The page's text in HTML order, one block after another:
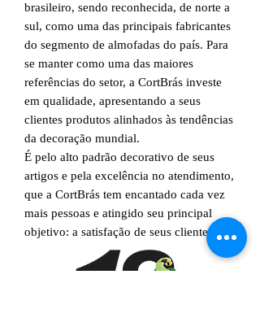
brasileiro, sendo reconhecida, de norte a
sul, como uma das principais fabricantes
do segmento de almofadas do país. Para
se manter como uma das maiores
referências do setor, a CortBrás investe
em qualidade, apresentando a seus
clientes produtos alinhados às tendências
da decoração mundial.
É pelo alto padrão decorativo de seus
artigos e pela excelência no atendimento,
que a CortBrás tem encantado cada vez
mais pessoas e atingido seu principal
objetivo: a satisfação de seus clientes.